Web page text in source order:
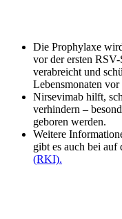
Die Prophylaxe
vor der ersten
verabreicht und
Lebensmonaten
Nirsevimab hilft,
verhindern –
geboren werden.
Weitere
gibt es auch bei auf
(RKI).